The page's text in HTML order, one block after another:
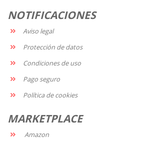
NOTIFICACIONES
Aviso legal
Protección de datos
Condiciones de uso
Pago seguro
Política de cookies
MARKETPLACE
Amazon